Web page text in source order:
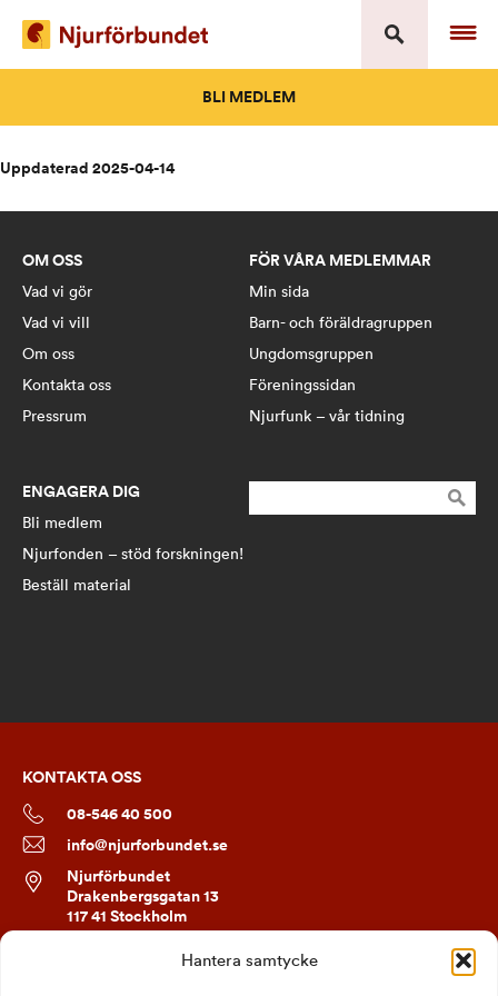
Hantera samtycke
content
BLI MEDLEM
Uppdaterad 2025-04-14
OM OSS
Vad vi gör
Vad vi vill
Om oss
Kontakta oss
Pressrum
ENGAGERA DIG
Bli medlem
Njurfonden – stöd forskningen!
Beställ material
FÖR VÅRA MEDLEMMAR
Min sida
Barn- och föräldragruppen
Ungdomsgruppen
Föreningssidan
Njurfunk – vår tidning
efter:
KONTAKTA OSS
08-546 40 500
info@njurforbundet.se
Njurförbundet
Drakenbergsgatan 13
117 41 Stockholm